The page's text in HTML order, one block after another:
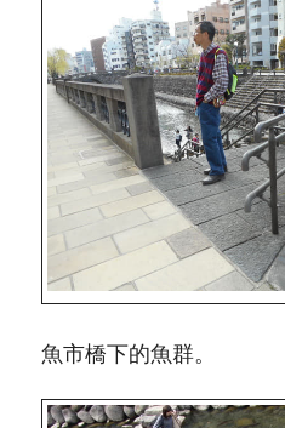
魚市橋下的魚群。